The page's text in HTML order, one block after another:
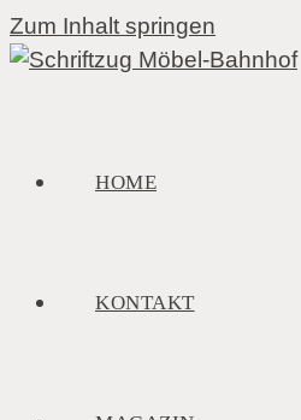
Zum Inhalt springen
HOME
KONTAKT